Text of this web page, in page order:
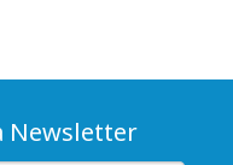
Newsletter